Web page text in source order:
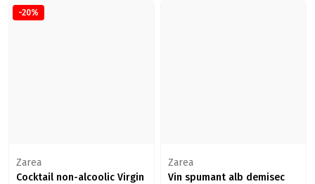
-20%
Zarea
Cocktail non-alcoolic Virgin
Zarea
Vin spumant alb demisec